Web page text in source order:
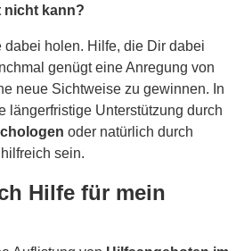
nicht kann?
dabei holen. Hilfe, die Dir dabei
genügt eine Anregung von
neue Sichtweise zu gewinnen. In
längerfristige Unterstützung durch
oder natürlich durch
hilfreich sein.
Hilfe für mein